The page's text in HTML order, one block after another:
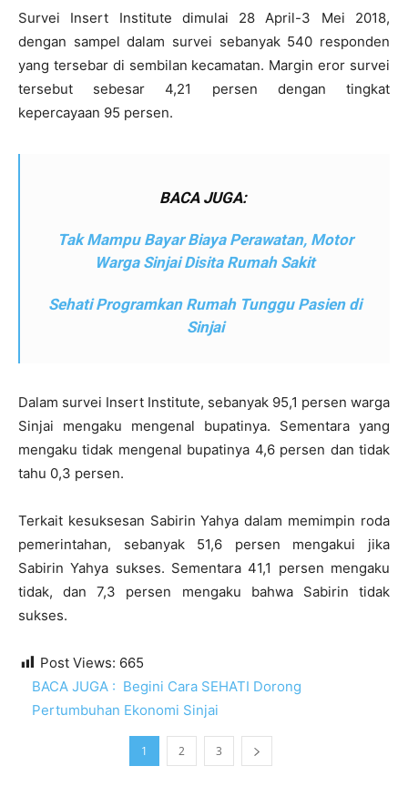
Survei Insert Institute dimulai 28 April-3 Mei 2018,
dengan sampel dalam survei sebanyak 540 responden
yang tersebar di sembilan kecamatan. Margin eror survei
tersebut sebesar 4,21 persen dengan tingkat
kepercayaan 95 persen.
BACA JUGA:
Tak Mampu Bayar Biaya Perawatan, Motor
Warga Sinjai Disita Rumah Sakit
Sehati Programkan Rumah Tunggu Pasien di
Sinjai
Dalam survei Insert Institute, sebanyak 95,1 persen warga
Sinjai mengaku mengenal bupatinya. Sementara yang
mengaku tidak mengenal bupatinya 4,6 persen dan tidak
tahu 0,3 persen.
Terkait kesuksesan Sabirin Yahya dalam memimpin roda
pemerintahan, sebanyak 51,6 persen mengakui jika
Sabirin Yahya sukses. Sementara 41,1 persen mengaku
tidak, dan 7,3 persen mengaku bahwa Sabirin tidak
sukses.
Post Views: 665
BACA JUGA : Begini Cara SEHATI Dorong
Pertumbuhan Ekonomi Sinjai
1 2 3